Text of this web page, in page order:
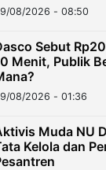
08/2026 - 08:50
Sebut
Menit, Publik
08/2026 - 01:36
Muda NU
Kelola dan